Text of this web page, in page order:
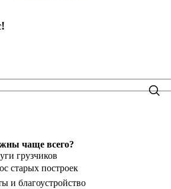
!
чаще всего?
грузчиков
старых построек
и благоустройство